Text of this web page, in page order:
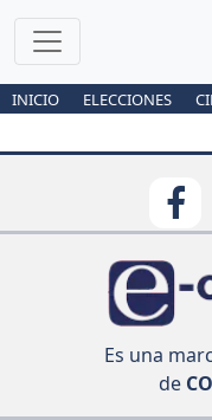
INICIO ELECCIONES
Es una
de